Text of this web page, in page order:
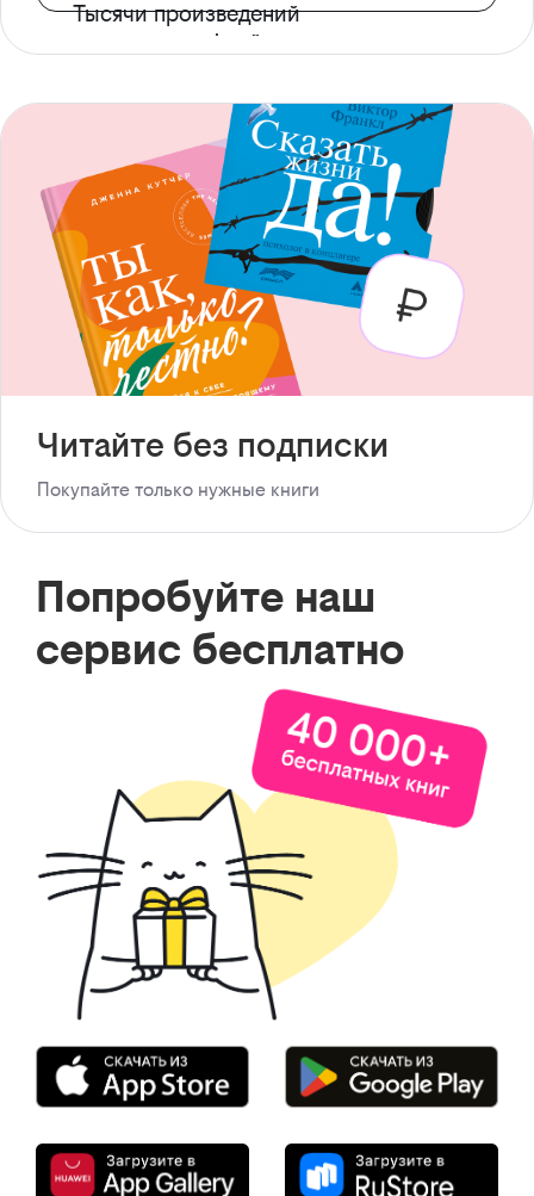
Тысячи произведений
с доступом офлайн
Читайте без подписки
Покупайте только нужные книги
Попробуйте наш
сервис бесплатно